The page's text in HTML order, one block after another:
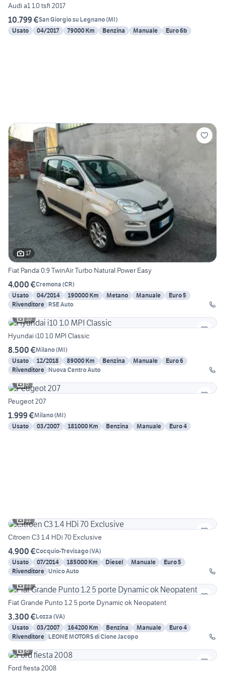
Audi a1 1.0 tsfi 2017
10.799 €San Giorgio su Legnano(MI)
Usato
04/2017 79000 Km Benzina Manuale Euro 6b
17
Fiat Panda 0.9 TwinAir Turbo Natural Power Easy
4.000 €Cremona (CR)
Usato
04/2014 190000 Km Metano Manuale
Euro 5
Rivenditore RSE Auto
10
Hyundai i10 1.0 MPI Classic
8.500 €Milano(MI)
Usato
12/2018 89000 Km Benzina Manuale
Euro 6
Rivenditore Nuova Centro Auto
6
Peugeot 207
1.999 €Milano(MI)
Usato
03/2007 181000 Km Benzina Manuale Euro 4
11
Citroen C3 1.4 HDi 70 Exclusive
4.900 €Cocquio-Trevisago(VA)
Usato
07/2014 185000 Km Diesel Manuale
Euro 5
Rivenditore Unico Auto
13
Fiat Grande Punto 1.2 5 porte Dynamic ok Neopatent
3.300 €Lozza (VA)
Usato
03/2007 164200 Km Benzina Manuale
Euro 4
Rivenditore LEONE MOTORS di Cione Jacopo
6
Ford fiesta 2008